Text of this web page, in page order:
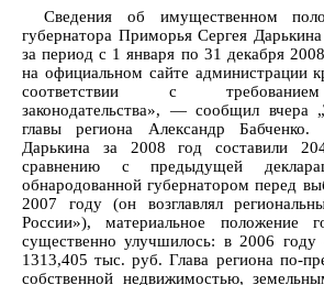
Сведения об имущественном
губернатора Приморья Сергея
за период с 1 января по 31 декабря
на официальном сайте администрации
соответствии с
законодательства», — сообщил вчера
главы региона Александр Бабченко.
Дарькина за 2008 год составили
сравнению с предыдущей
обнародованной губернатором перед
2007 году (он возглавлял
России»), материальное положение
существенно улучшилось: в 2006 году
1313,405 тыс. руб. Глава региона по-
собственной недвижимостью,